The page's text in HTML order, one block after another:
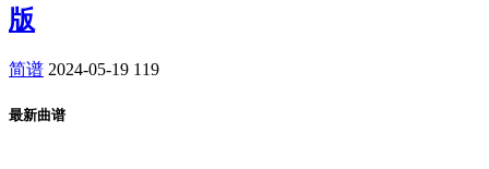
版
简谱 2024-05-19 119
最新曲谱